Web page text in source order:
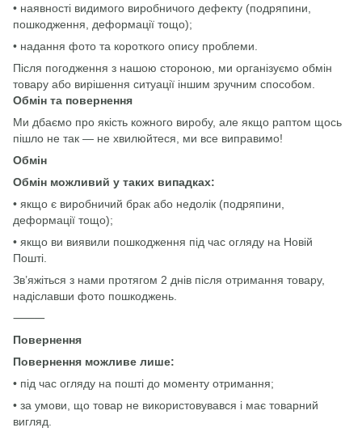
• наявності видимого виробничого дефекту (подряпини,
пошкодження, деформації тощо);
• надання фото та короткого опису проблеми.
Після погодження з нашою стороною, ми організуємо обмін
товару або вирішення ситуації іншим зручним способом.
Обмін та повернення
Ми дбаємо про якість кожного виробу, але якщо раптом щось
пішло не так — не хвилюйтеся, ми все виправимо!
Обмін
Обмін можливий у таких випадках:
• якщо є виробничий брак або недолік (подряпини,
деформації тощо);
• якщо ви виявили пошкодження під час огляду на Новій
Пошті.
Зв’яжіться з нами протягом 2 днів після отримання товару,
надіславши фото пошкоджень.
⸻
Повернення
Повернення можливе лише:
• під час огляду на пошті до моменту отримання;
• за умови, що товар не використовувався і має товарний
вигляд.